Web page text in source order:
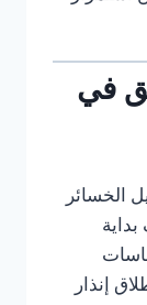
في
الخسائر
إنذار